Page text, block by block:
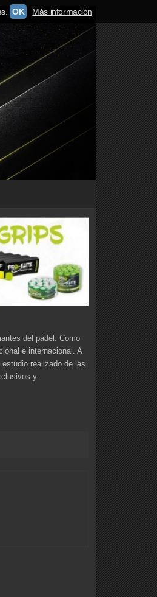
del pádel. Como
e internacional. A
realizado de las
y
OK Más información